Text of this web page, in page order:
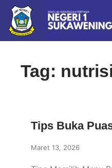
Tag: nutrisi
Tips Buka
Maret 13, 2026